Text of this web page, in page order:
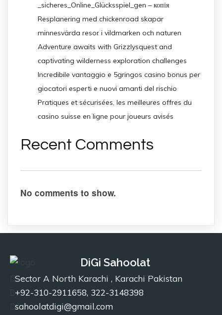
_sicheres_Online_Glücksspiel_gen – копія
Resplanering med chickenroad skapar
minnesvärda resor i vildmarken och naturen
Adventure awaits with Grizzlysquest and
captivating wilderness exploration challenges
Incredibile vantaggio e 5gringos casino bonus per
giocatori esperti e nuovi amanti del rischio
Pratiques et sécurisées, les meilleures offres du
casino suisse en ligne pour joueurs avisés
Recent Comments
No comments to show.
DiGi Sahoolat
Sector A North Karachi , Karachi Pakistan
+92-310-2911658, 322-3148398
sahoolatdigi@gmail.com